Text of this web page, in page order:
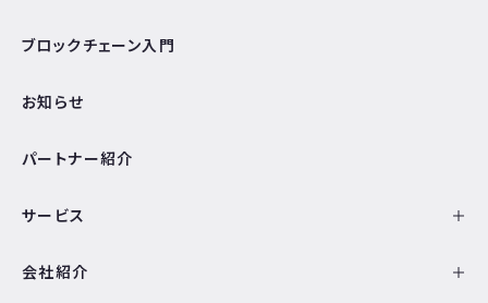
ブロックチェーン入門
お知らせ
パートナー紹介
サービス
会社紹介